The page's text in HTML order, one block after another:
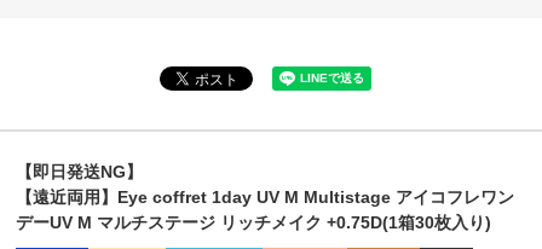
【即日発送NG】
【遠近両用】Eye coffret 1day UV M Multistage アイコフレワン
デーUV M マルチステージ リッチメイク +0.75D(1箱30枚入り)